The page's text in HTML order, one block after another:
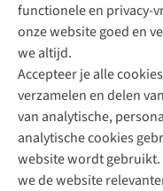
functionele en privacy-
onze website goed en
we altijd.
Accepteer je alle
verzamelen en delen
van analytische,
analytische cookies
website wordt
we de website
Direct advies van
+31 (0)85 888 50 88
+31 6 12 28 49 80
Contactformulier